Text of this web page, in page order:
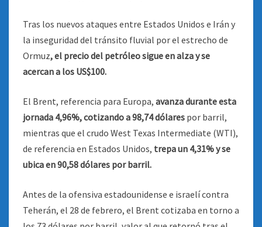
Tras los nuevos ataques entre Estados Unidos e Irán y
la inseguridad del tránsito fluvial por el estrecho de
Ormuz, el precio del petróleo sigue en alza y se
acercan a los US$100.
El Brent, referencia para Europa, avanza durante esta
jornada 4,96%, cotizando a 98,74 dólares por barril,
mientras que el crudo West Texas Intermediate (WTI),
de referencia en Estados Unidos, trepa un 4,31% y se
ubica en 90,58 dólares por barril.
Antes de la ofensiva estadounidense e israelí contra
Teherán, el 28 de febrero, el Brent cotizaba en torno a